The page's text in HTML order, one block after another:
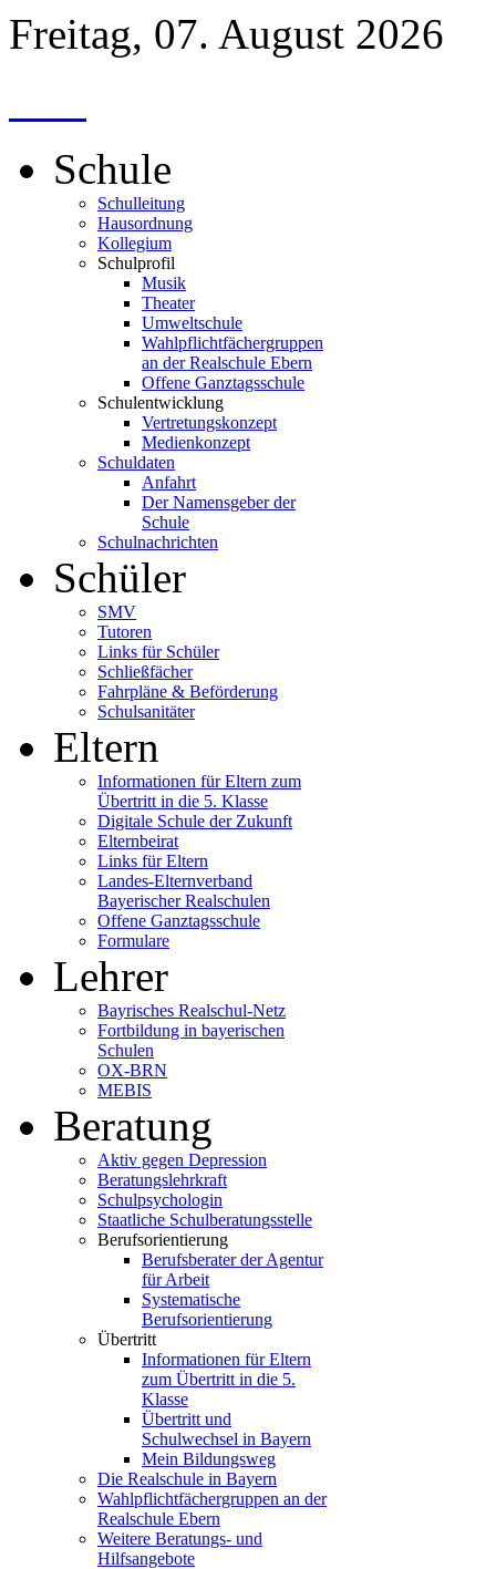
Freitag, 07. August 2026
Schule
Schulleitung
Hausordnung
Kollegium
Schulprofil
Musik
Theater
Umweltschule
Wahlpflichtfächergruppen
an der Realschule Ebern
Offene Ganztagsschule
Schulentwicklung
Vertretungskonzept
Medienkonzept
Schuldaten
Anfahrt
Der Namensgeber der
Schule
Schulnachrichten
Schüler
SMV
Tutoren
Links für Schüler
Schließfächer
Fahrpläne & Beförderung
Schulsanitäter
Eltern
Informationen für Eltern zum
Übertritt in die 5. Klasse
Digitale Schule der Zukunft
Elternbeirat
Links für Eltern
Landes-Elternverband
Bayerischer Realschulen
Offene Ganztagsschule
Formulare
Lehrer
Bayrisches Realschul-Netz
Fortbildung in bayerischen
Schulen
OX-BRN
MEBIS
Beratung
Aktiv gegen Depression
Beratungslehrkraft
Schulpsychologin
Staatliche Schulberatungsstelle
Berufsorientierung
Berufsberater der Agentur
für Arbeit
Systematische
Berufsorientierung
Übertritt
Informationen für Eltern
zum Übertritt in die 5.
Klasse
Übertritt und
Schulwechsel in Bayern
Mein Bildungsweg
Die Realschule in Bayern
Wahlpflichtfächergruppen an der
Realschule Ebern
Weitere Beratungs- und
Hilfsangebote